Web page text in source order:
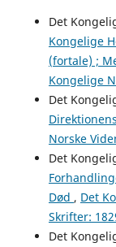
Det
Kongelige
(fortale) ;
Kongelige
Det
Norske
Det
Død , Det
Skrifter:
Det